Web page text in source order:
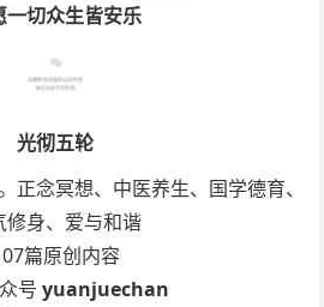
一切众生皆安乐
光彻五轮
正念冥想、中医养生、国学德育、
修身、爱与和谐
篇原创内容
号 yuanjuechan